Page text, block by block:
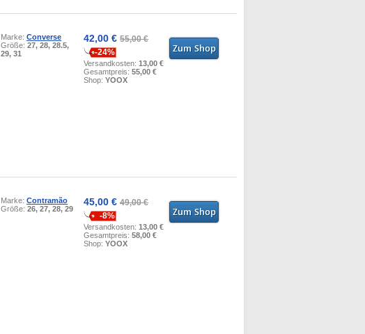
Marke:Converse
Größe:27, 28, 28.5,
29, 31
42,00 €55,00 €
-24%
Versandkosten:13,00 €
Gesamtpreis:55,00 €
Shop:YOOX
Marke:Contramão
Größe:26, 27, 28, 29
45,00 €49,00 €
-8%
Versandkosten:13,00 €
Gesamtpreis:58,00 €
Shop:YOOX